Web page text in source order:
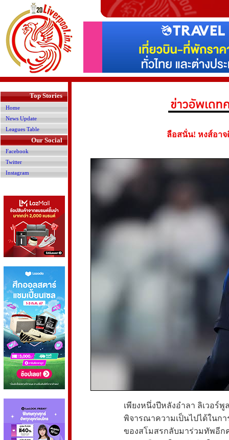
Top Stories
Home
News Update
Leagues Table
Our Social
Facebook
Twitter
Instagram
ลือสนั่น! หงส์อา
เพียงหนึ่งปีหลังอำลา ลิเวอร์
พิจารณาความเป็นไปได้ในก
ของสโมสรกลับมาร่วมทัพอีก